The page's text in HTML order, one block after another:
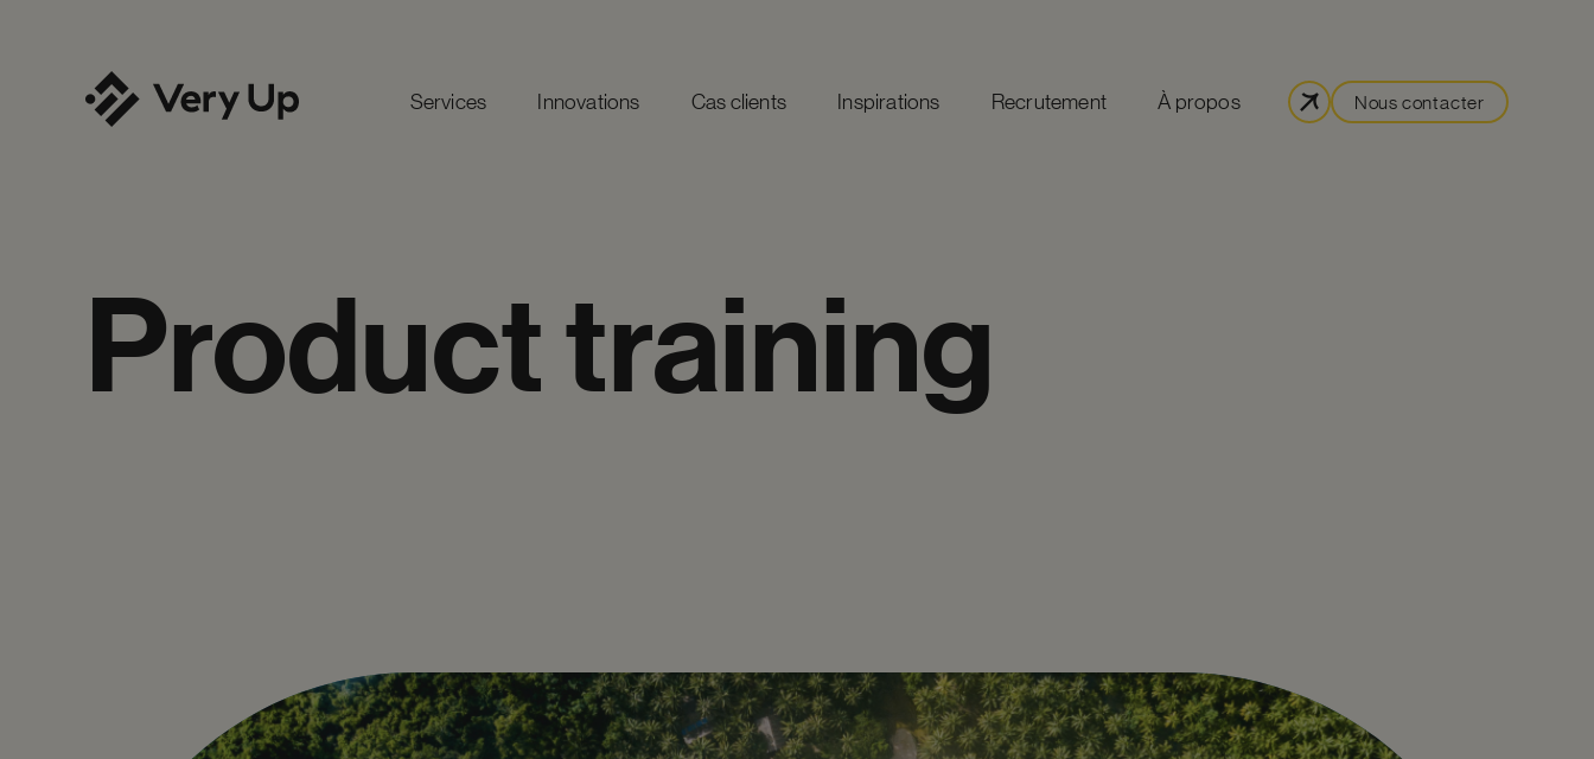
Services Innovations Cas clients Inspirations Recrutement À propos Nous contacter
Producttraining